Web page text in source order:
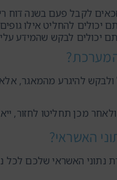
לקבל פעם בשנה דוח
יכולים להחליט אילו
יכולים לבקש שהמידע
להיגרע מהמאגר,
מכן תחליטו לחזור,
האשראי?
נתוני האשראי שלכם לכל